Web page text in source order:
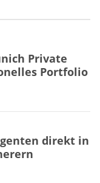
Private
Portfolio
direkt in